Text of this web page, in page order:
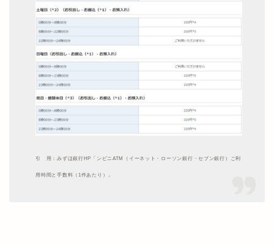
引 用：みずほ銀行HP「ンビニATM（イーネット・ローソン銀行・セブン銀行）ご利
用時間と手数料（1件あたり）」